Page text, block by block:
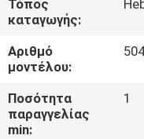
ΕΜΕΊΣ
ΓΎΡΟΣ
ΕΡΓΟΣΤΑΣΊΩΝ
Τόπος
καταγωγής:
Αριθμό
μοντέλου:
Ποσότητα
παραγγελίας
min:
1